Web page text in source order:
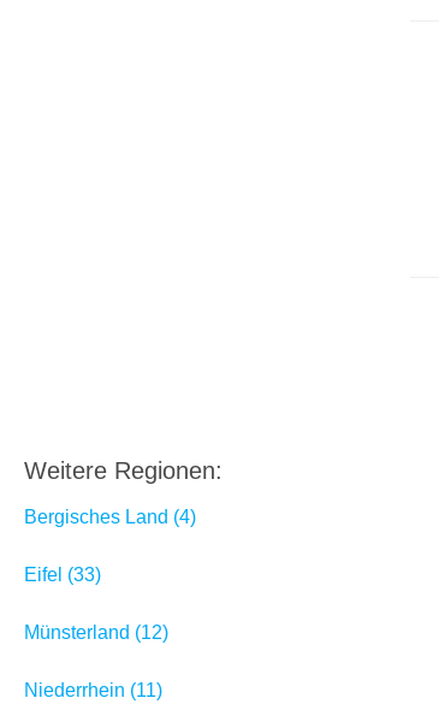
Weitere Regionen:
Bergisches Land (4)
Eifel (33)
Münsterland (12)
Niederrhein (11)